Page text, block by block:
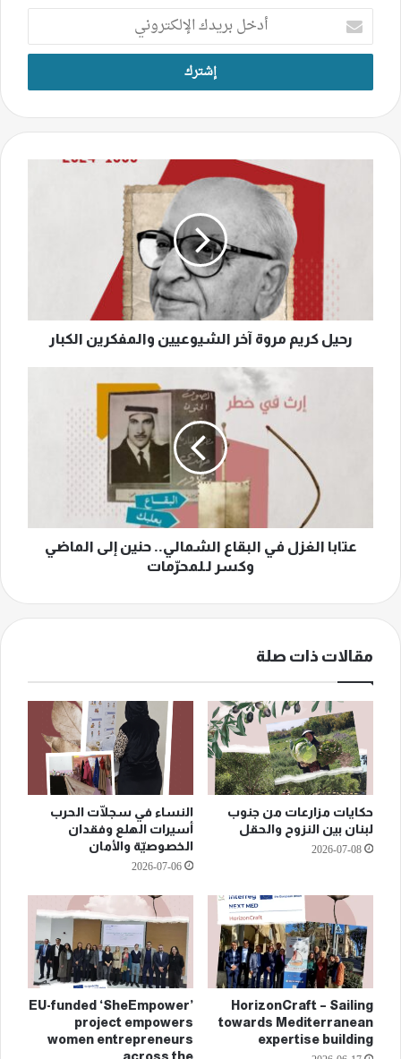
أدخل
بريدك
الإلكتروني
الشيوعيين
والمفكرين
رحيل كريم مروة آخر الشيوعيين والمفكرين الكبار
وكسر
لـلمحرّمات
عتابا الغزل في البقاع الشمالي.. حنين إلى الماضي
وكسر لـلمحرّمات
مقالات ذات صلة
حكايات مزارعات من جنوب
لبنان بين النزوح والحقل
2026-07-08
النساء في سجلّات الحرب
أسيرات الهلع وفقدان
الخصوصيّة والأمان
2026-07-06
HorizonCraft – Sailing
towards Mediterranean
expertise building
EU-funded ‘SheEmpower’
project empowers
women entrepreneurs